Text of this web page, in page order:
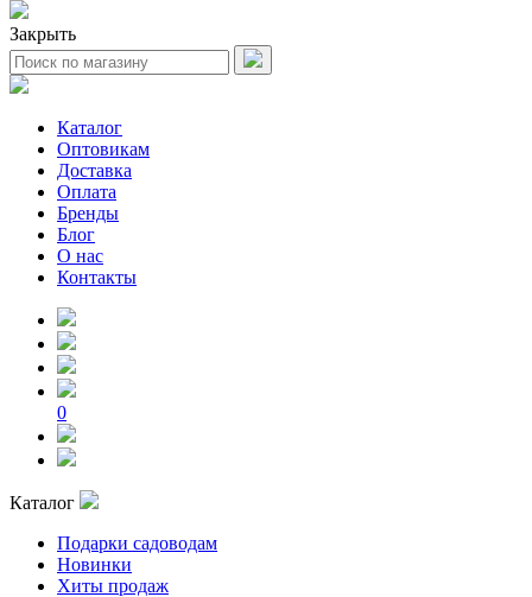
Закрыть
Каталог
Оптовикам
Доставка
Оплата
Бренды
Блог
О нас
Контакты
0
Каталог
Подарки садоводам
Новинки
Хиты продаж